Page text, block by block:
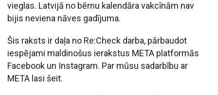
vieglas. Latvijā no bērnu kalendāra vakcīnām nav
bijis neviena nāves gadījuma.
Šis raksts ir daļa no Re:Check darba, pārbaudot
iespējami maldinošus ierakstus META platformās
Facebook un Instagram. Par mūsu sadarbību ar
META lasi šeit.